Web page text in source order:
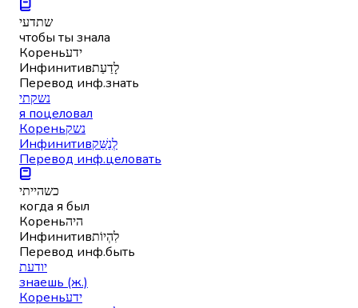
שתדעי
чтобы ты знала
Кореньידע
Инфинитивלָדַעַת
Перевод инф.знать
נשקתי
я поцеловал
Кореньנשק
Инфинитивלְנַשֵּׁק
Перевод инф.целовать
כשהייתי
когда я был
Кореньהיה
Инфинитивלִהְיוֹת
Перевод инф.быть
יודעת
знаешь (ж.)
Кореньידע